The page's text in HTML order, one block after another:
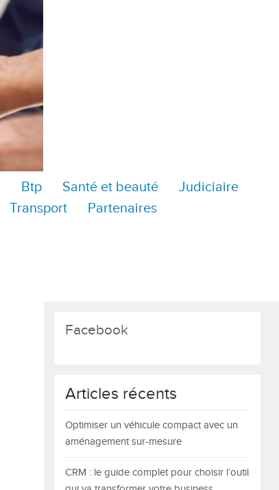
Btp Santé et beauté
Judiciaire
Transport Partenaires
Facebook
Articles récents
Optimiser un véhicule compact avec un
aménagement sur-mesure
CRM : le guide complet pour choisir l’outil